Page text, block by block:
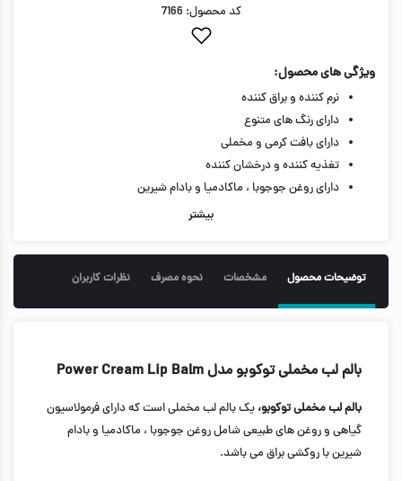
کد محصول: 7166
ویژگی های محصول:
نرم کننده و براق کننده
دارای رنگ های متنوع
دارای بافت کرمی و مخملی
تغذیه کننده و درخشان کننده
دارای روغن جوجوبا ، ماکادمیا و بادام شیرین
حجم 3.5 گرم
بیشتر
توضیحات محصول مشخصات نحوه مصرف نظرات کاربران
بالم لب مخملی توکوبو مدل Power Cream Lip Balm
بالم لب مخملی توکوبو، یک بالم لب مخملی است که دارای فرمولاسیون
گیاهی و روغن های طبیعی شامل روغن جوجوبا ، ماکادمیا و بادام
شیرین با روکشی براق می باشد.